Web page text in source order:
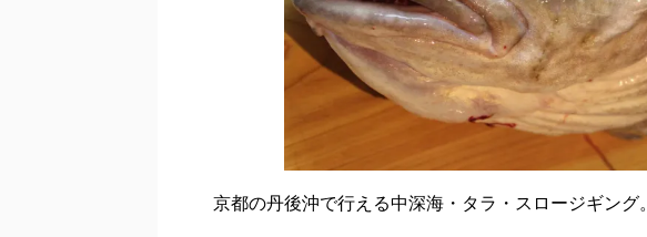
京都の丹後沖で行える中深海・タラ・スロージギング。